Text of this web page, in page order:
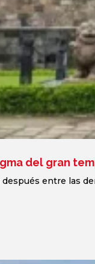
del gran
entre las